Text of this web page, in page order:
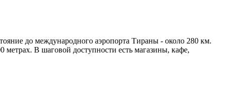
до международного аэропорта Тираны - около 280 км.
В шаговой доступности есть магазины, кафе,